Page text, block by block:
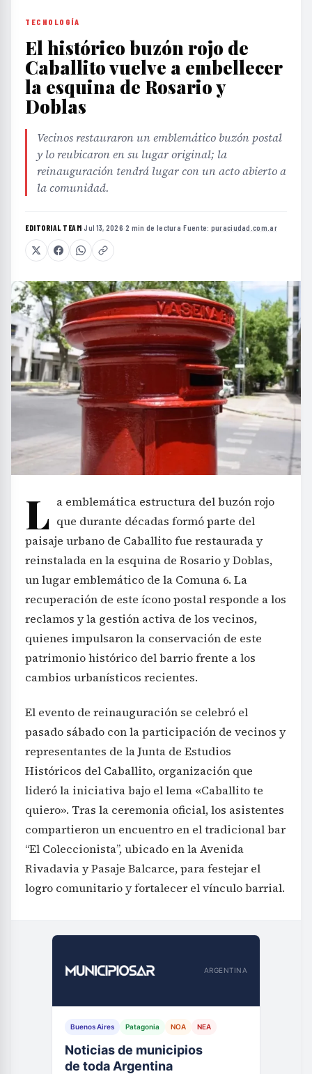
TECNOLOGÍA
El histórico buzón rojo de
Caballito vuelve a embellecer
la esquina de Rosario y
Doblas
Vecinos restauraron un emblemático buzón postal
y lo reubicaron en su lugar original; la
reinauguración tendrá lugar con un acto abierto a
la comunidad.
EDITORIAL TEAM·Jul 13, 2026·2 min de lectura·Fuente: puraciudad.com.ar
L a emblemática estructura del buzón rojo
que durante décadas formó parte del
paisaje urbano de Caballito fue restaurada y
reinstalada en la esquina de Rosario y Doblas,
un lugar emblemático de la Comuna 6. La
recuperación de este ícono postal responde a los
reclamos y la gestión activa de los vecinos,
quienes impulsaron la conservación de este
patrimonio histórico del barrio frente a los
cambios urbanísticos recientes.
El evento de reinauguración se celebró el
pasado sábado con la participación de vecinos y
representantes de la Junta de Estudios
Históricos del Caballito, organización que
lideró la iniciativa bajo el lema «Caballito te
quiero». Tras la ceremonia oficial, los asistentes
compartieron un encuentro en el tradicional bar
“El Coleccionista”, ubicado en la Avenida
Rivadavia y Pasaje Balcarce, para festejar el
logro comunitario y fortalecer el vínculo barrial.
ARGENTINA
Buenos Aires Patagonia NOA NEA
Noticias de municipios
de toda Argentina